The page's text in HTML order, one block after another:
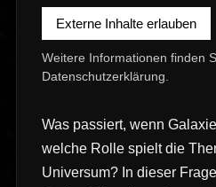
Externe Inhalte erlauben
Weitere Informationen finden
Datenschutzerklärung
Was passiert, wenn
welche Rolle spielt die
Universum? In dieser